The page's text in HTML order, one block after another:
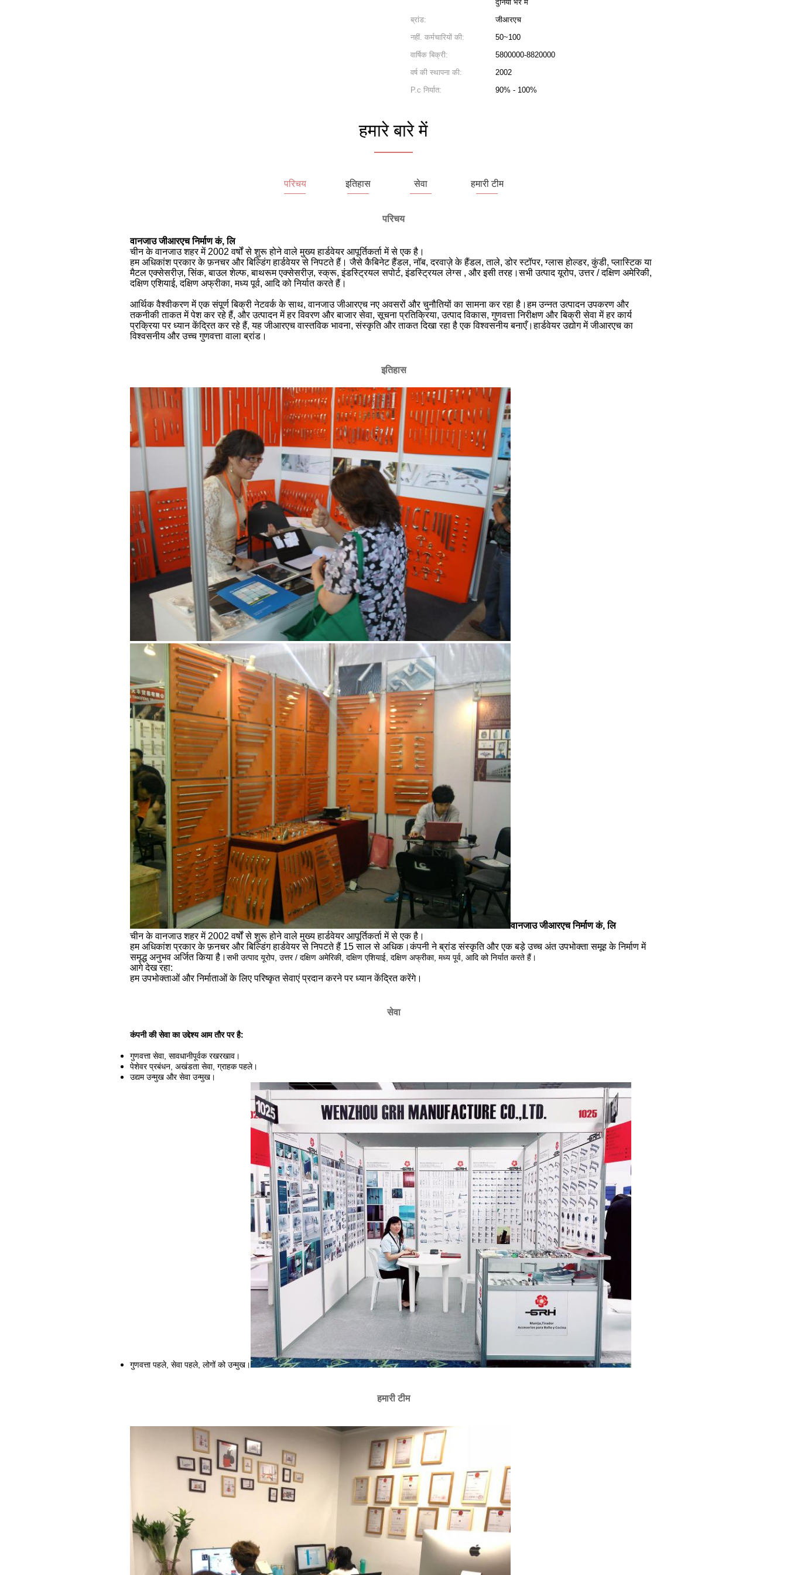
दुनिया भर में
ब्रांड:
जीआरएच
नहीं. कर्मचारियों की:
50~100
वार्षिक बिक्री:
5800000-8820000
वर्ष की स्थापना की:
2002
P.c निर्यात:
90% - 100%
हमारे बारे में
परिचय इतिहास सेवा हमारी टीम
परिचय
वानजाउ जीआरएच निर्माण कं, लि
चीन के वानजाउ शहर में 2002 वर्षों से शुरू होने वाले मुख्य हार्डवेयर आपूर्तिकर्ता में से एक है।
हम अधिकांश प्रकार के फ़नचर और बिल्डिंग हार्डवेयर से निपटते हैं। जैसे कैबिनेट हैंडल, नॉब, दरवाज़े के हैंडल, ताले, डोर स्टॉपर, ग्लास होल्डर, कुंडी, प्लास्टिक या
मैटल एक्सेसरीज़, सिंक, बाउल शेल्फ, बाथरूम एक्सेसरीज़, स्क्रू, इंडस्ट्रियल सपोर्ट, इंडस्ट्रियल लेग्स , और इसी तरह।सभी उत्पाद यूरोप, उत्तर / दक्षिण अमेरिकी,
दक्षिण एशियाई, दक्षिण अफ्रीका, मध्य पूर्व, आदि को निर्यात करते हैं।
आर्थिक वैश्वीकरण में एक संपूर्ण बिक्री नेटवर्क के साथ, वानजाउ जीआरएच नए अवसरों और चुनौतियों का सामना कर रहा है।हम उन्नत उत्पादन उपकरण और
तकनीकी ताकत में पेश कर रहे हैं, और उत्पादन में हर विवरण और बाजार सेवा, सूचना प्रतिक्रिया, उत्पाद विकास, गुणवत्ता निरीक्षण और बिक्री सेवा में हर कार्य
प्रक्रिया पर ध्यान केंद्रित कर रहे हैं, यह जीआरएच वास्तविक भावना, संस्कृति और ताकत दिखा रहा है एक विश्वसनीय बनाएँ।हार्डवेयर उद्योग में जीआरएच का
विश्वसनीय और उच्च गुणवत्ता वाला ब्रांड।
इतिहास
वानजाउ जीआरएच निर्माण कं, लि
चीन के वानजाउ शहर में 2002 वर्षों से शुरू होने वाले मुख्य हार्डवेयर आपूर्तिकर्ता में से एक है।
हम अधिकांश प्रकार के फ़नचर और बिल्डिंग हार्डवेयर से निपटते हैं 15 साल से अधिक।कंपनी ने ब्रांड संस्कृति और एक बड़े उच्च अंत उपभोक्ता समूह के निर्माण में
समृद्ध अनुभव अर्जित किया है। सभी उत्पाद यूरोप, उत्तर / दक्षिण अमेरिकी, दक्षिण एशियाई, दक्षिण अफ्रीका, मध्य पूर्व, आदि को निर्यात करते हैं।
आगे देख रहा:
हम उपभोक्ताओं और निर्माताओं के लिए परिष्कृत सेवाएं प्रदान करने पर ध्यान केंद्रित करेंगे।
सेवा
कंपनी की सेवा का उद्देश्य आम तौर पर है:
गुणवत्ता सेवा, सावधानीपूर्वक रखरखाव।
पेशेवर प्रबंधन, अखंडता सेवा, ग्राहक पहले।
उद्यम उन्मुख और सेवा उन्मुख।
गुणवत्ता पहले, सेवा पहले, लोगों को उन्मुख।
हमारी टीम